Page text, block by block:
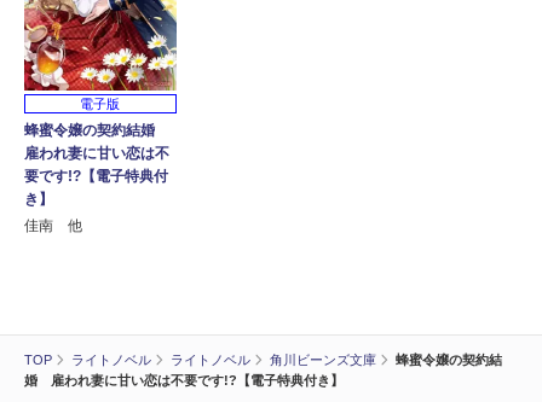
TOP ライトノベル ライトノベル 角川ビーンズ文庫
蜂蜜令嬢の契約結
婚 雇われ妻に甘い恋は不要です!?【電子特典付き】
電子版
蜂蜜令嬢の契約結婚
雇われ妻に甘い恋は不
要です!?【電子特典付
き】
佳南 他